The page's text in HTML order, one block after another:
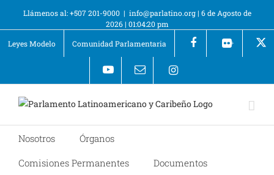
Llámenos al: +507 201-9000 | info@parlatino.org| 6 de Agosto de
2026 | 01:04:20 pm
Leyes Modelo
Comunidad Parlamentaria +
Nosotros
Órganos
Comisiones Permanentes
Documentos